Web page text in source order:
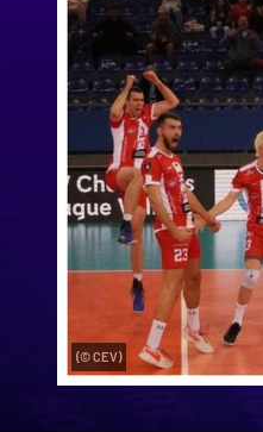
(© CEV)